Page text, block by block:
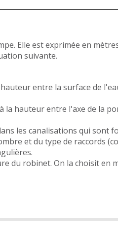
Elle est exprimée en
suivante.
entre la surface de
la hauteur entre l'axe de la
les canalisations qui sont
et du type de raccords
du robinet. On la choisit en